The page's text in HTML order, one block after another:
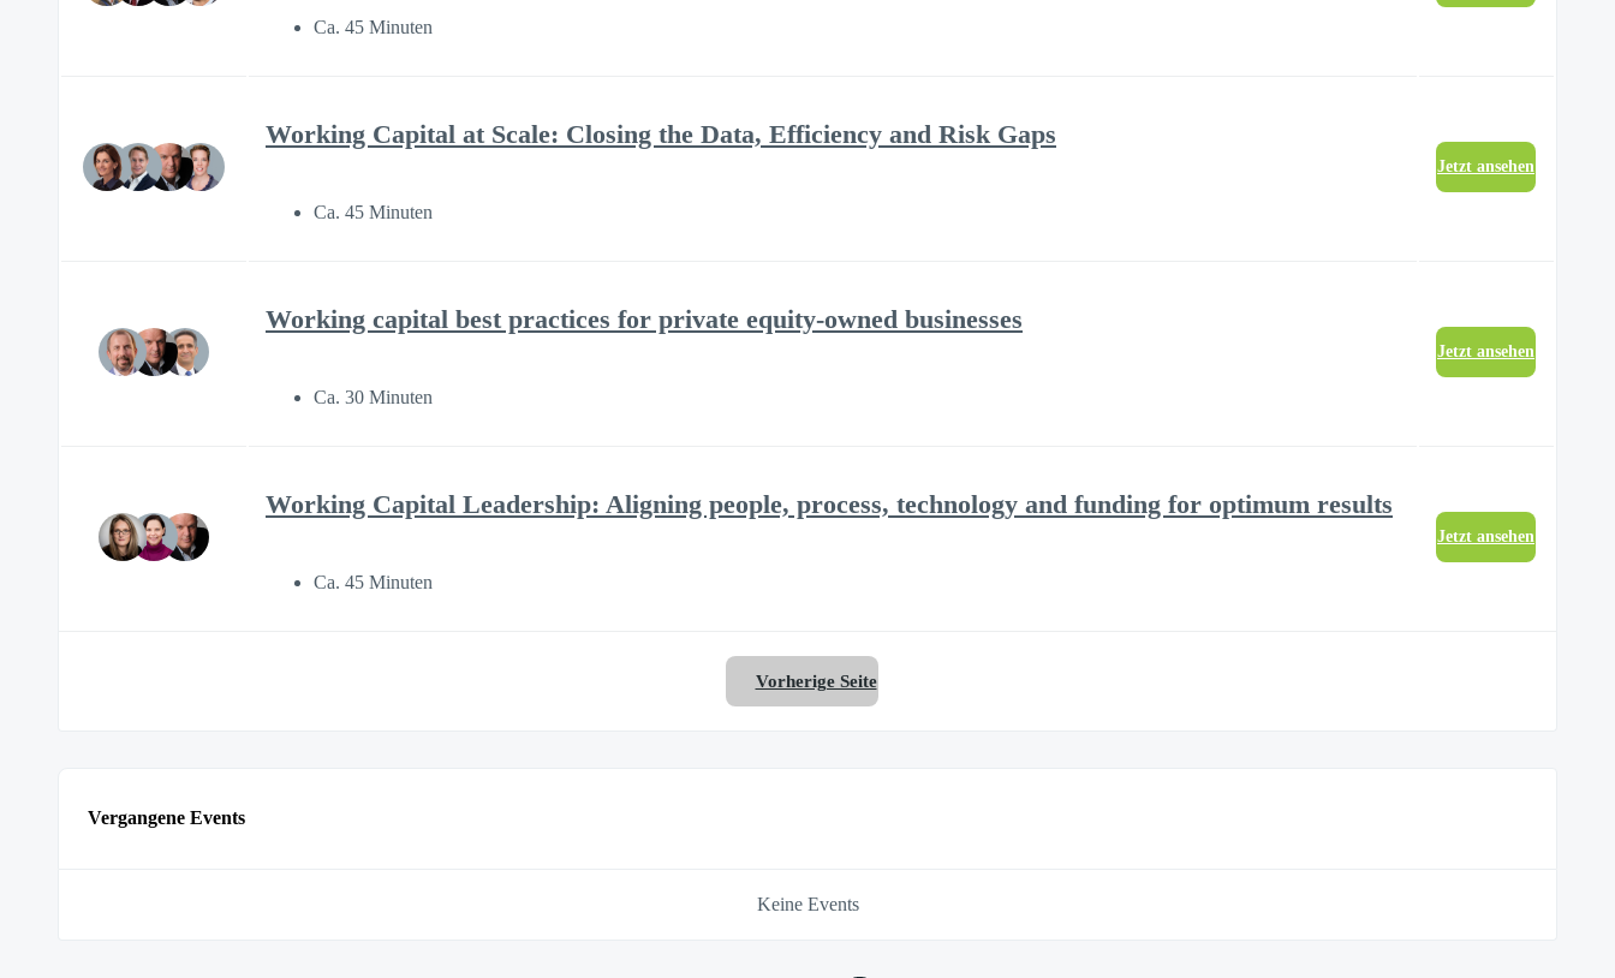
Ca. 45 Minuten
Working Capital at Scale: Closing the Data, Efficiency and Risk Gaps
Ca. 45 Minuten
Jetzt ansehen
Working capital best practices for private equity-owned businesses
Ca. 30 Minuten
Jetzt ansehen
Working Capital Leadership: Aligning people, process, technology and funding for optimum results
Ca. 45 Minuten
Jetzt ansehen
Vorherige Seite
Vergangene Events
Keine Events